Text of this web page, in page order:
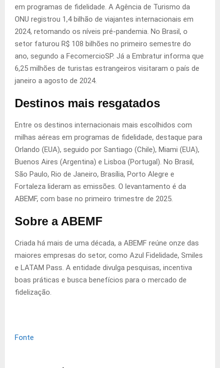
em programas de fidelidade. A Agência de Turismo da
ONU registrou 1,4 bilhão de viajantes internacionais em
2024, retomando os níveis pré-pandemia. No Brasil, o
setor faturou R$ 108 bilhões no primeiro semestre do
ano, segundo a FecomercioSP. Já a Embratur informa que
6,25 milhões de turistas estrangeiros visitaram o país de
janeiro a agosto de 2024.
Destinos mais resgatados
Entre os destinos internacionais mais escolhidos com
milhas aéreas em programas de fidelidade, destaque para
Orlando (EUA), seguido por Santiago (Chile), Miami (EUA),
Buenos Aires (Argentina) e Lisboa (Portugal). No Brasil,
São Paulo, Rio de Janeiro, Brasília, Porto Alegre e
Fortaleza lideram as emissões. O levantamento é da
ABEMF, com base no primeiro trimestre de 2025.
Sobre a ABEMF
Criada há mais de uma década, a ABEMF reúne onze das
maiores empresas do setor, como Azul Fidelidade, Smiles
e LATAM Pass. A entidade divulga pesquisas, incentiva
boas práticas e busca benefícios para o mercado de
fidelização.
Fonte